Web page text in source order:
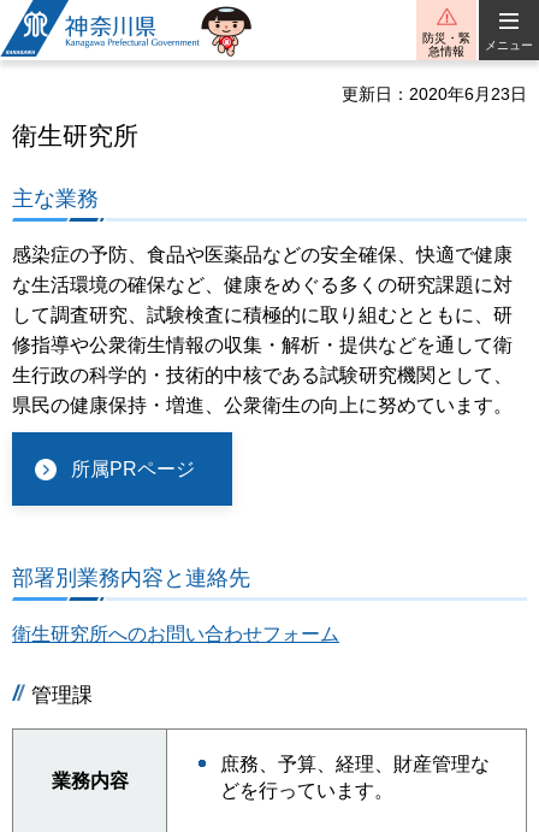
神奈川県
防災・緊
急情報
メニュー
更新日：2020年6月23日
衛生研究所
主な業務
感染症の予防、食品や医薬品などの安全確保、快適で健康
な生活環境の確保など、健康をめぐる多くの研究課題に対
して調査研究、試験検査に積極的に取り組むとともに、研
修指導や公衆衛生情報の収集・解析・提供などを通して衛
生行政の科学的・技術的中核である試験研究機関として、
県民の健康保持・増進、公衆衛生の向上に努めています。
所属PRページ
部署別業務内容と連絡先
衛生研究所へのお問い合わせフォーム
管理課
業務内容
庶務、予算、経理、財産管理な
どを行っています。